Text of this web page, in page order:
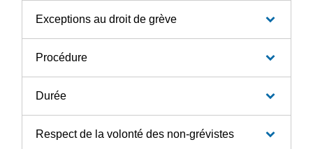
Exceptions au droit de grève
Procédure
Durée
Respect de la volonté des non-grévistes